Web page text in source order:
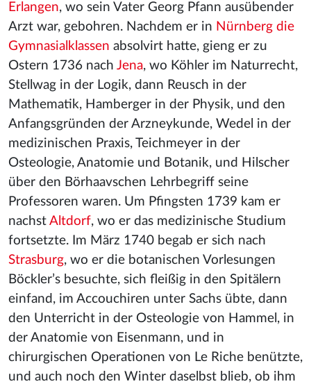
Erlangen, wo sein Vater Georg Pfann ausübender
Arzt war, gebohren. Nachdem er in Nürnberg die
Gymnasialklassen absolvirt hatte, gieng er zu
Ostern 1736 nach Jena, wo Köhler im Naturrecht,
Stellwag in der Logik, dann Reusch in der
Mathematik, Hamberger in der Physik, und den
Anfangsgründen der Arzneykunde, Wedel in der
medizinischen Praxis, Teichmeyer in der
Osteologie, Anatomie und Botanik, und Hilscher
über den Börhaavschen Lehrbegriff seine
Professoren waren. Um Pfingsten 1739 kam er
nachst Altdorf, wo er das medizinische Studium
fortsetzte. Im März 1740 begab er sich nach
Strasburg, wo er die botanischen Vorlesungen
Böckler’s besuchte, sich fleißig in den Spitälern
einfand, im Accouchiren unter Sachs übte, dann
den Unterricht in der Osteologie von Hammel, in
der Anatomie von Eisenmann, und in
chirurgischen Operationen von Le Riche benützte,
und auch noch den Winter daselbst blieb, ob ihm